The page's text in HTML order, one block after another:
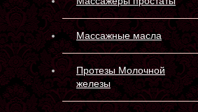
Массажные масла
Протезы Молочной
железы